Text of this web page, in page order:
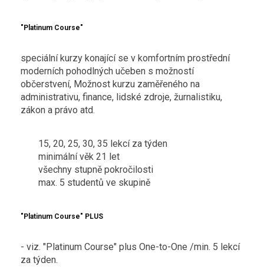
"Platinum Course"
speciální kurzy konající se v komfortním prostřední
moderních pohodlných učeben s možností
občerstvení, Možnost kurzu zaměřeného na
administrativu, finance, lidské zdroje, žurnalistiku,
zákon a právo atd.
15, 20, 25, 30, 35 lekcí za týden
minimální věk 21 let
všechny stupně pokročilosti
max. 5 studentů ve skupině
"Platinum Course" PLUS
- viz. "Platinum Course" plus One-to-One /min. 5 lekcí
za týden.